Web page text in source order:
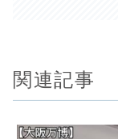
関連記事